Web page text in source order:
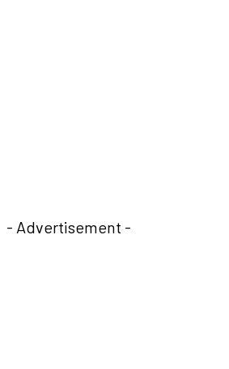
- Advertisement -